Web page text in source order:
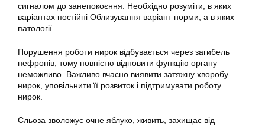
сигналом до занепокоєння. Необхідно розуміти, в яких
варіантах постійні Облизування варіант норми, а в яких –
патології.
Порушення роботи нирок відбувається через загибель
нефронів, тому повністю відновити функцію органу
неможливо. Важливо вчасно виявити затяжну хворобу
нирок, уповільнити її розвиток і підтримувати роботу
нирок.
Сльоза зволожує очне яблуко, живить, захищає від